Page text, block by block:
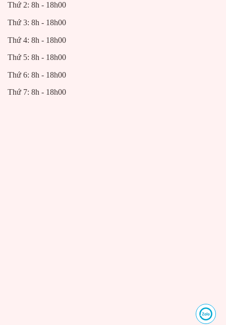
Thứ 2: 8h - 18h00
Thứ 3: 8h - 18h00
Thứ 4: 8h - 18h00
Thứ 5: 8h - 18h00
Thứ 6: 8h - 18h00
Thứ 7: 8h - 18h00